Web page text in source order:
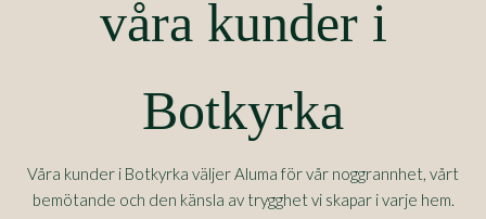
våra kunder i
Botkyrka
Våra kunder i Botkyrka väljer Aluma för vår noggrannhet, vårt
bemötande och den känsla av trygghet vi skapar i varje hem.